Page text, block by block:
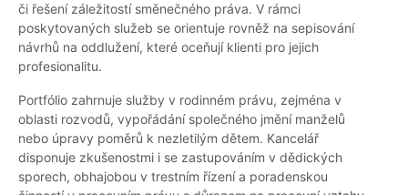
či řešení záležitostí směnečného práva. V rámci
poskytovaných služeb se orientuje rovněž na sepisování
návrhů na oddlužení, které oceňují klienti pro jejich
profesionalitu.
Portfólio zahrnuje služby v rodinném právu, zejména v
oblasti rozvodů, vypořádání společného jmění manželů
nebo úpravy poměrů k nezletilým dětem. Kancelář
disponuje zkušenostmi i se zastupováním v dědických
sporech, obhajobou v trestním řízení a poradenskou